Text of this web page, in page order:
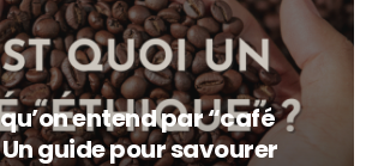
entend par “café
guide pour savourer